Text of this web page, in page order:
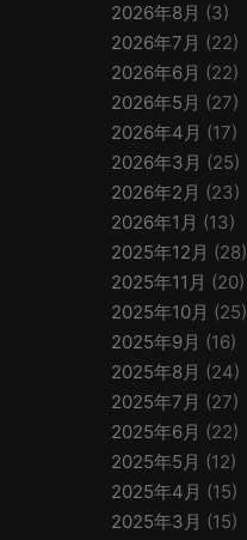
2026年8月 (3)
2026年7月 (22)
2026年6月 (22)
2026年5月 (27)
2026年4月 (17)
2026年3月 (25)
2026年2月 (23)
2026年1月 (13)
2025年12月 (28)
2025年11月 (20)
2025年10月 (25)
2025年9月 (16)
2025年8月 (24)
2025年7月 (27)
2025年6月 (22)
2025年5月 (12)
2025年4月 (15)
2025年3月 (15)